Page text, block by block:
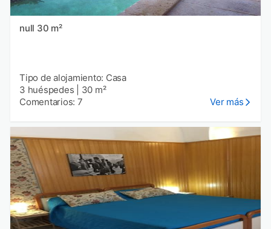
null 30 m²
Tipo de alojamiento: Casa
3 huéspedes
30 m²
Comentarios: 7
Ver más